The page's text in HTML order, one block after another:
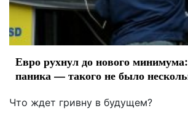
Евро рухнул до нового
паника — такого не было
Что ждет гривну в будущем?